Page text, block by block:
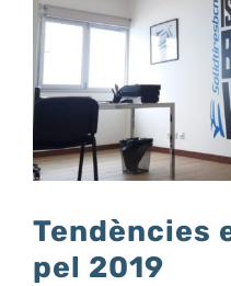
Tendències
pel 2019